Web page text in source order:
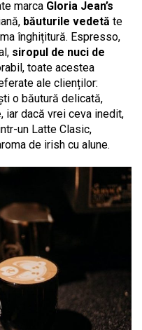
marca Gloria Jean’s
băuturile vedetă te
înghițitură. Espresso,
siropul de nuci de
toate acestea
ale clienților:
o băutură delicată,
, iar dacă vrei ceva inedit,
un Latte Clasic,
de irish cu alune.